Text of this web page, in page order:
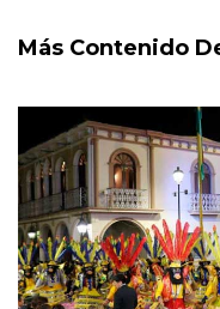
Más Contenido